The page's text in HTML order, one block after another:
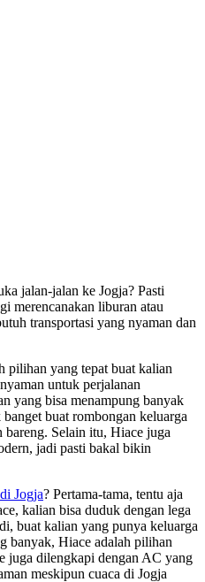
jalan-jalan ke Jogja? Pasti
merencanakan liburan atau
transportasi yang nyaman dan
pilihan yang tepat buat kalian
untuk perjalanan
yang bisa menampung banyak
buat rombongan keluarga
bareng. Selain itu, Hiace juga
jadi pasti bakal bikin
Jogja? Pertama-tama, tentu aja
kalian bisa duduk dengan lega
buat kalian yang punya keluarga
banyak, Hiace adalah pilihan
juga dilengkapi dengan AC yang
meskipun cuaca di Jogja